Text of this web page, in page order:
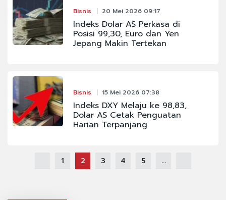
Bisnis 20 Mei 2026 09:17
Indeks Dolar AS Perkasa di
Posisi 99,30, Euro dan Yen
Jepang Makin Tertekan
Bisnis 15 Mei 2026 07:38
Indeks DXY Melaju ke 98,83,
Dolar AS Cetak Penguatan
Harian Terpanjang
1 2 3 4 5 ...